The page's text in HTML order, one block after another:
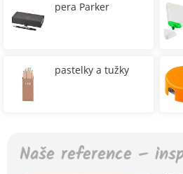
pera Parker
pastelky a tužky
Naše reference –